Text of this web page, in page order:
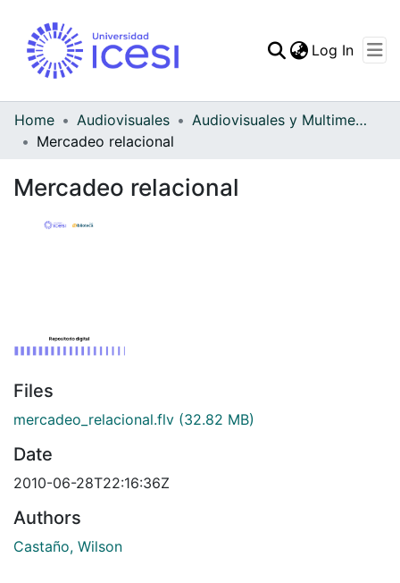
All of DSpace
Log In
Home Audiovisuales
Audiovisuales y Multimedia
Mercadeo relacional
Mercadeo relacional
Files
mercadeo_relacional.flv (32.82 MB)
Date
2010-06-28T22:16:36Z
Authors
Castaño, Wilson